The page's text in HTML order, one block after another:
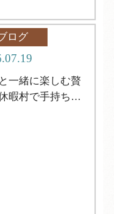
ログ
一緒に楽しむ贅
暇村で手持ち花